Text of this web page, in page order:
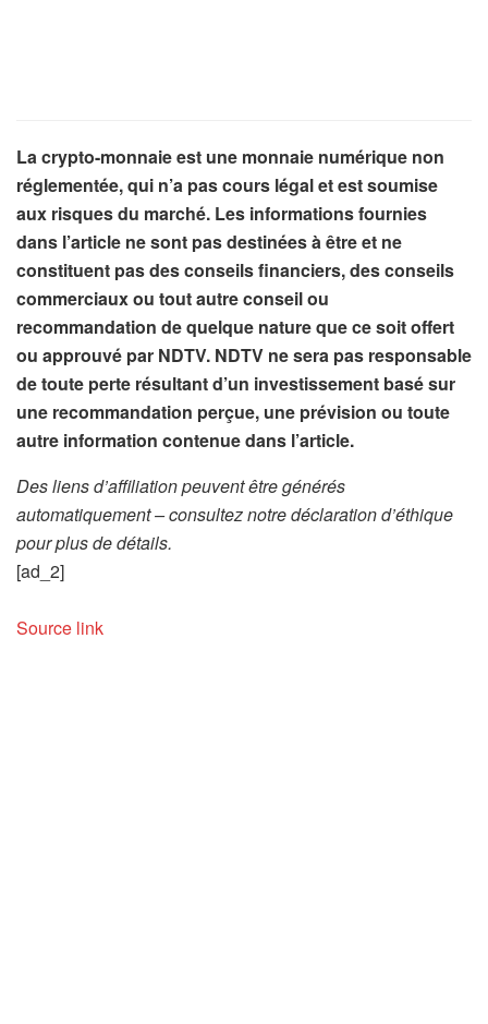
La crypto-monnaie est une monnaie numérique non
réglementée, qui n’a pas cours légal et est soumise
aux risques du marché. Les informations fournies
dans l’article ne sont pas destinées à être et ne
constituent pas des conseils financiers, des conseils
commerciaux ou tout autre conseil ou
recommandation de quelque nature que ce soit offert
ou approuvé par NDTV. NDTV ne sera pas responsable
de toute perte résultant d’un investissement basé sur
une recommandation perçue, une prévision ou toute
autre information contenue dans l’article.
Des liens d’affiliation peuvent être générés
automatiquement – consultez notre déclaration d’éthique
pour plus de détails.
[ad_2]
Source link